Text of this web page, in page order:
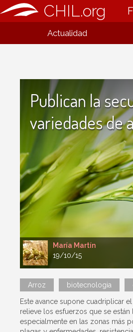
CHIL.org
Actualidad
María Martín
19/10/15
Publican la
variedades de
Arroz biotecnologia
Este avance supone cuadriplicar
relieve los esfuerzos que se
especialmente en las zonas más